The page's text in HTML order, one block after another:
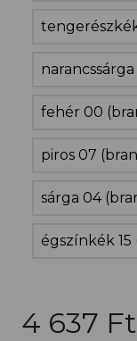
fehér 00
piros 07
sárga 04
égszínkék
4 637 Ft